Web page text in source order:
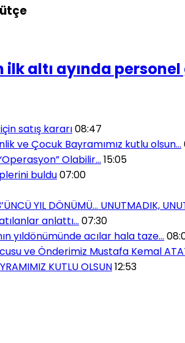
ilk altı ayında
satış kararı08:47
ve Çocuk Bayramımız kutlu olsun…
Olabilir… 15:05
buldu07:00
YIL DÖNÜMÜ… UNUTMADIK,
anlattı… 07:30
yıldönümünde acılar hala taze…
ve Önderimiz Mustafa Kemal
KUTLU OLSUN12:53